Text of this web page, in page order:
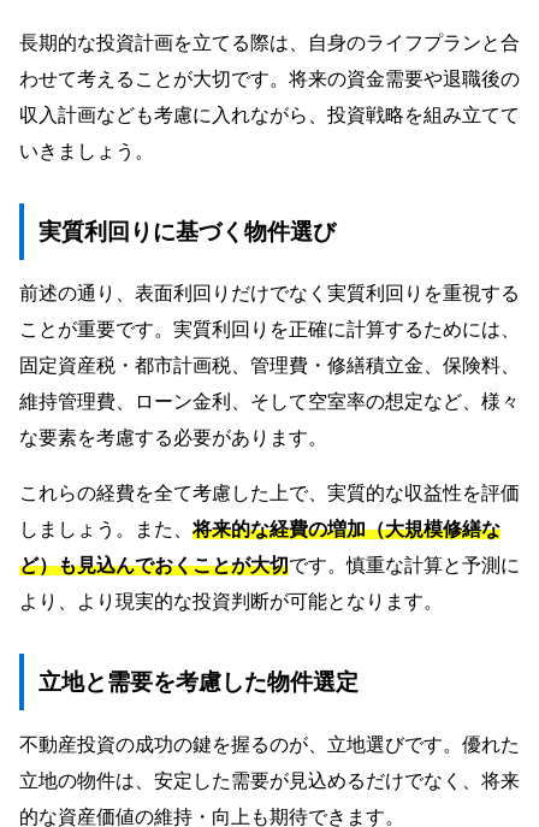
長期的な投資計画を立てる際は、自身のライフプランと合
わせて考えることが大切です。将来の資金需要や退職後の
収入計画なども考慮に入れながら、投資戦略を組み立てて
いきましょう。
実質利回りに基づく物件選び
前述の通り、表面利回りだけでなく実質利回りを重視する
ことが重要です。実質利回りを正確に計算するためには、
固定資産税・都市計画税、管理費・修繕積立金、保険料、
維持管理費、ローン金利、そして空室率の想定など、様々
な要素を考慮する必要があります。
これらの経費を全て考慮した上で、実質的な収益性を評価
しましょう。また、将来的な経費の増加（大規模修繕な
ど）も見込んでおくことが大切です。慎重な計算と予測に
より、より現実的な投資判断が可能となります。
立地と需要を考慮した物件選定
不動産投資の成功の鍵を握るのが、立地選びです。優れた
立地の物件は、安定した需要が見込めるだけでなく、将来
的な資産価値の維持・向上も期待できます。